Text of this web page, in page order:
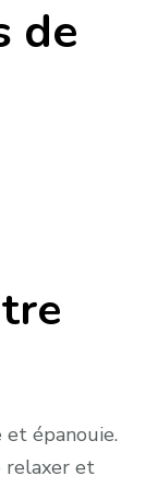
de
épanouie.
relaxer et